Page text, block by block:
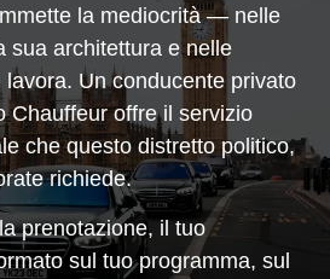
la mediocrità — nelle
sua architettura e nelle
Un conducente privato
Chauffeur offre il servizio
che questo distretto politico,
richiede.
prenotazione, il tuo
sul tuo programma, sul